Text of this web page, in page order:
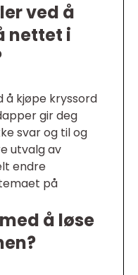
ved å
nettet i
å kjøpe kryssord
gir deg
svar og til og
utvalg av
endre
på
å løse